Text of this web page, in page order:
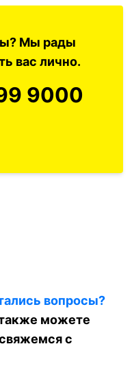
Мы рады
вас лично.
9000
вопросы?
можете
с